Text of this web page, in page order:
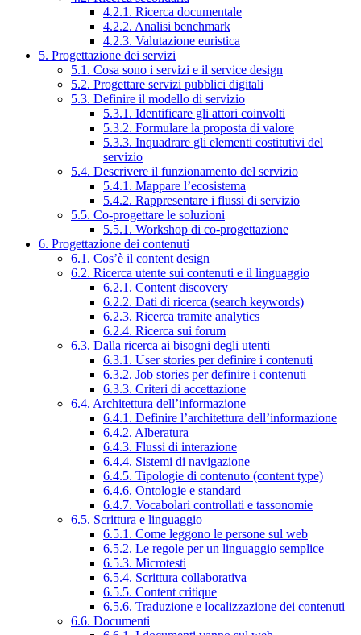
4.2.1. Ricerca documentale
4.2.2. Analisi benchmark
4.2.3. Valutazione euristica
5. Progettazione dei servizi
5.1. Cosa sono i servizi e il service design
5.2. Progettare servizi pubblici digitali
5.3. Definire il modello di servizio
5.3.1. Identificare gli attori coinvolti
5.3.2. Formulare la proposta di valore
5.3.3. Inquadrare gli elementi costitutivi del
servizio
5.4. Descrivere il funzionamento del servizio
5.4.1. Mappare l’ecosistema
5.4.2. Rappresentare i flussi di servizio
5.5. Co-progettare le soluzioni
5.5.1. Workshop di co-progettazione
6. Progettazione dei contenuti
6.1. Cos’è il content design
6.2. Ricerca utente sui contenuti e il linguaggio
6.2.1. Content discovery
6.2.2. Dati di ricerca (search keywords)
6.2.3. Ricerca tramite analytics
6.2.4. Ricerca sui forum
6.3. Dalla ricerca ai bisogni degli utenti
6.3.1. User stories per definire i contenuti
6.3.2. Job stories per definire i contenuti
6.3.3. Criteri di accettazione
6.4. Architettura dell’informazione
6.4.1. Definire l’architettura dell’informazione
6.4.2. Alberatura
6.4.3. Flussi di interazione
6.4.4. Sistemi di navigazione
6.4.5. Tipologie di contenuto (content type)
6.4.6. Ontologie e standard
6.4.7. Vocabolari controllati e tassonomie
6.5. Scrittura e linguaggio
6.5.1. Come leggono le persone sul web
6.5.2. Le regole per un linguaggio semplice
6.5.3. Microtesti
6.5.4. Scrittura collaborativa
6.5.5. Content critique
6.5.6. Traduzione e localizzazione dei contenuti
6.6. Documenti